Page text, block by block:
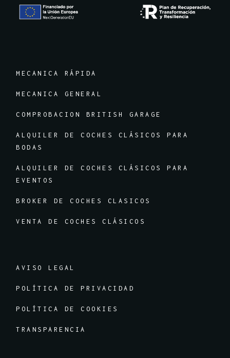
MECANICA RÁPIDA
MECANICA GENERAL
COMPROBACION BRITISH GARAGE
ALQUILER DE COCHES CLÁSICOS PARA
BODAS
ALQUILER DE COCHES CLÁSICOS PARA
EVENTOS
BROKER DE COCHES CLASICOS
VENTA DE COCHES CLÁSICOS
AVISO LEGAL
POLÍTICA DE PRIVACIDAD
POLÍTICA DE COOKIES
TRANSPARENCIA